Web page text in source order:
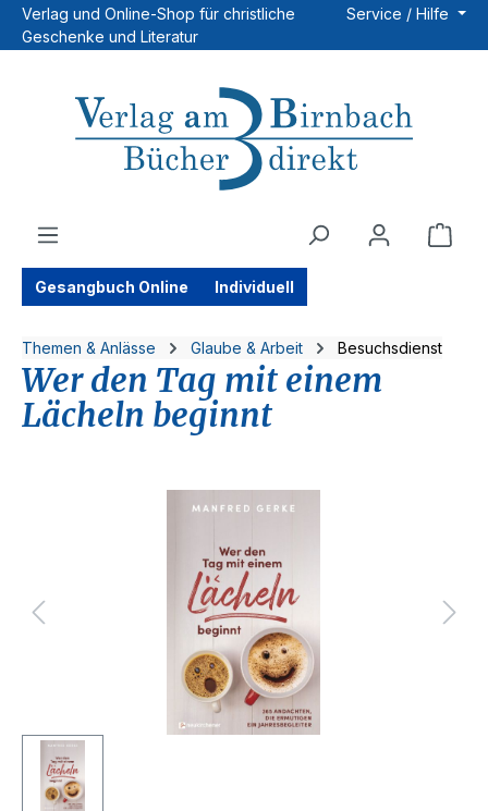
Zum Hauptinhalt springen
Verlag und Online-Shop für christliche
Geschenke und Literatur
Service / Hilfe
Gesangbuch Online Individuell
Themen & Anlässe Glaube & Arbeit Besuchsdienst
Wer den Tag mit einem
Lächeln beginnt